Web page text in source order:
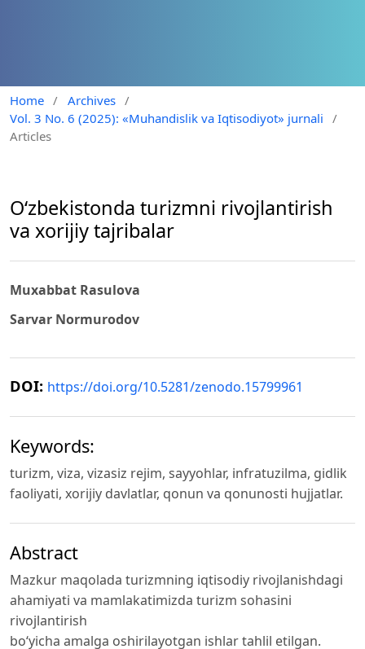
Home / Archives /
Vol. 3 No. 6 (2025): «Muhandislik va Iqtisodiyot» jurnali
/
Articles
Oʻzbekistonda turizmni rivojlantirish
va xorijiy tajribalar
Muxabbat Rasulova
Sarvar Normurodov
DOI: https://doi.org/10.5281/zenodo.15799961
Keywords:
turizm, viza, vizasiz rejim, sayyohlar, infratuzilma, gidlik
faoliyati, xorijiy davlatlar, qonun va qonunosti hujjatlar.
Abstract
Mazkur maqolada turizmning iqtisodiy rivojlanishdagi
ahamiyati va mamlakatimizda turizm sohasini
rivojlantirish
bo‘yicha amalga oshirilayotgan ishlar tahlil etilgan.